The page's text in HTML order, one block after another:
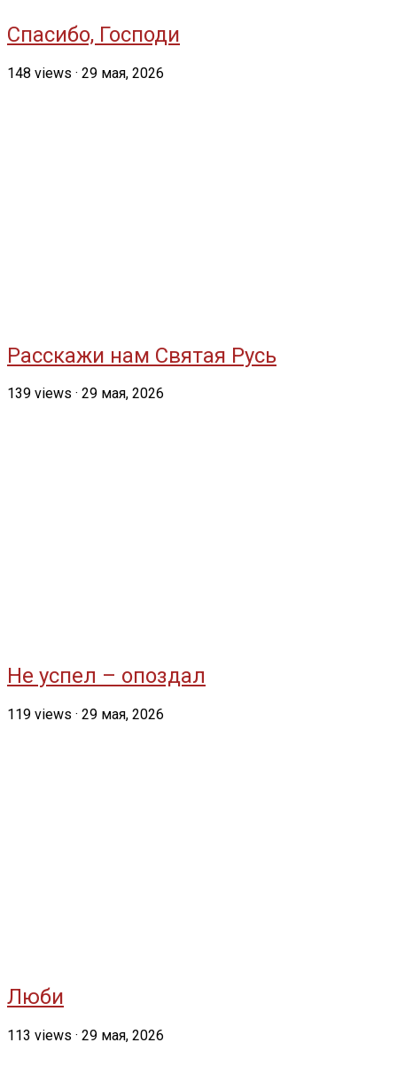
Спасибо, Господи
148 views · 29 мая, 2026
Расскажи нам Святая Русь
139 views · 29 мая, 2026
Не успел – опоздал
119 views · 29 мая, 2026
Люби
113 views · 29 мая, 2026